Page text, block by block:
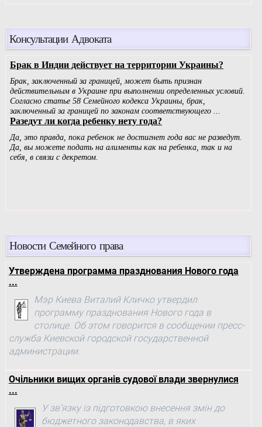
Консультации Адвоката
Новости Семейного права
Утверждена программа празднования Нового года
...
Мэр Киева Виталий Кличко утвердил
программу празднования Нового года в
столице. Об этом говорится в сообщении пресс-
служба Киевской городской государственной
администрации.
Очільники вищих органів судової влади звернулися
...
У зв’язку із підготовкою внесення змін до
бюджетного законодавства, в яких